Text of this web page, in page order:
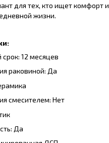
для тех, кто ищет комфорт и
жизни.
12 месяцев
раковиной: Да
смесителем: Нет
Да